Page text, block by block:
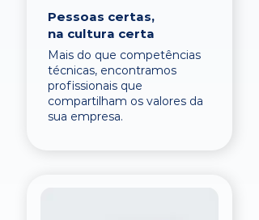
Pessoas certas,
na cultura certa
Mais do que competências
técnicas, encontramos
profissionais que
compartilham os valores da
sua empresa.